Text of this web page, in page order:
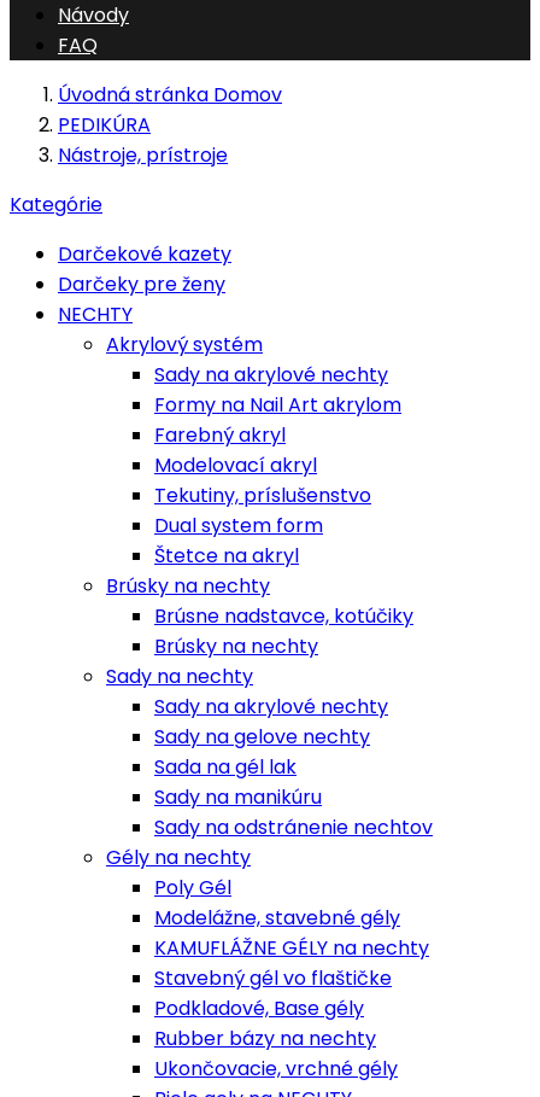
Návody
FAQ
Úvodná stránka Domov
PEDIKÚRA
Nástroje, prístroje
Kategórie
Darčekové kazety
Darčeky pre ženy
NECHTY
Akrylový systém
Sady na akrylové nechty
Formy na Nail Art akrylom
Farebný akryl
Modelovací akryl
Tekutiny, príslušenstvo
Dual system form
Štetce na akryl
Brúsky na nechty
Brúsne nadstavce, kotúčiky
Brúsky na nechty
Sady na nechty
Sady na akrylové nechty
Sady na gelove nechty
Sada na gél lak
Sady na manikúru
Sady na odstránenie nechtov
Gély na nechty
Poly Gél
Modelážne, stavebné gély
KAMUFLÁŽNE GÉLY na nechty
Stavebný gél vo flaštičke
Podkladové, Base gély
Rubber bázy na nechty
Ukončovacie, vrchné gély